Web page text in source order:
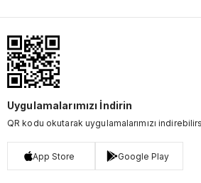
Uygulamalarımızı İndirin
QR kodu okutarak uygulamalarımızı
App Store Google Play